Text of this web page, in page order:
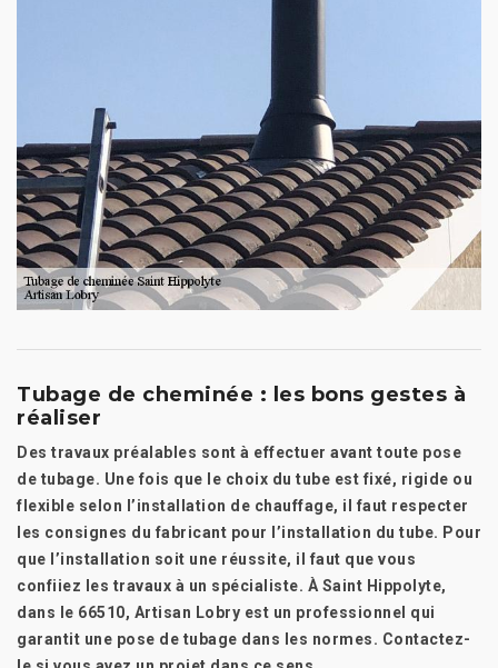
Tubage de cheminée : les bons gestes à
réaliser
Des travaux préalables sont à effectuer avant toute pose
de tubage. Une fois que le choix du tube est fixé, rigide ou
flexible selon l’installation de chauffage, il faut respecter
les consignes du fabricant pour l’installation du tube. Pour
que l’installation soit une réussite, il faut que vous
confiiez les travaux à un spécialiste. À Saint Hippolyte,
dans le 66510, Artisan Lobry est un professionnel qui
garantit une pose de tubage dans les normes. Contactez-